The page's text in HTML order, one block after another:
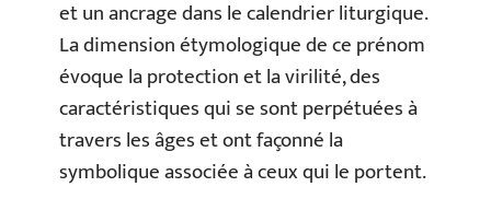
et un ancrage dans le calendrier liturgique.
La dimension étymologique de ce prénom
évoque la protection et la virilité, des
caractéristiques qui se sont perpétuées à
travers les âges et ont façonné la
symbolique associée à ceux qui le portent.